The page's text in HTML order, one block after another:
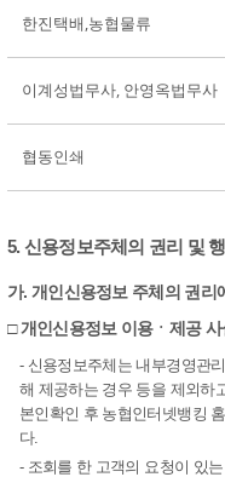
한진택배,농협물류
이계성법무사, 안영옥법무사
협동인쇄
5. 신용정보주체의 권리 및
가. 개인신용정보 주체의 권리
□ 개인신용정보 이용ㆍ제공
- 신용정보주체는 내부경영관
해 제공하는 경우 등을 제외하
본인확인 후 농협인터넷뱅킹
다.
- 조회를 한 고객의 요청이 있